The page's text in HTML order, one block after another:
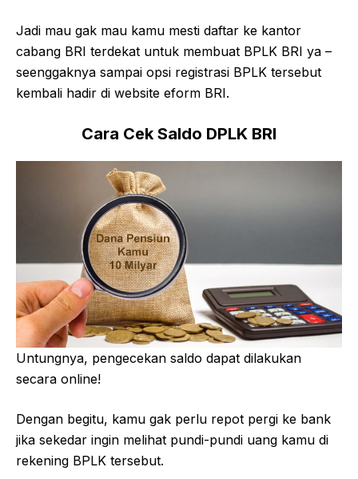
Jadi mau gak mau kamu mesti daftar ke kantor
cabang BRI terdekat untuk membuat BPLK BRI ya –
seenggaknya sampai opsi registrasi BPLK tersebut
kembali hadir di website eform BRI.
Cara Cek Saldo DPLK BRI
Untungnya, pengecekan saldo dapat dilakukan
secara online!
Dengan begitu, kamu gak perlu repot pergi ke bank
jika sekedar ingin melihat pundi-pundi uang kamu di
rekening BPLK tersebut.